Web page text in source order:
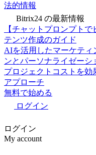
法的情報
Bitrix24 の最新情報
【チャットプロンプト
テンツ作成のガイド
AIを活用したマーケティ
ンとパーソナライゼーシ
プロジェクトコストを効
アプローチ
無料で始める
ログイン
ログイン
My account